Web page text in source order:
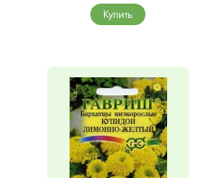
Купить